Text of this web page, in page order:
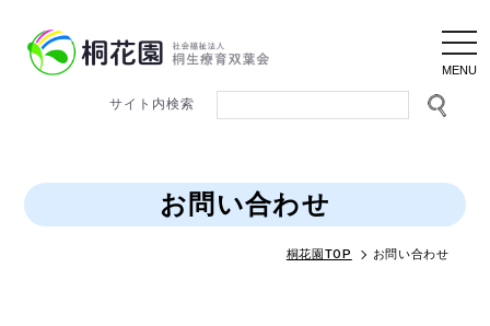
お問い合わせ
桐花園TOP お問い合わせ